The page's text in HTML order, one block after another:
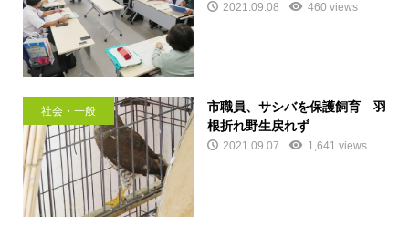
2021.09.08 460 views
社会・一般
市職員、サシバを保護飼育 羽
根折れ野生戻れず
2021.09.07 1,641 views